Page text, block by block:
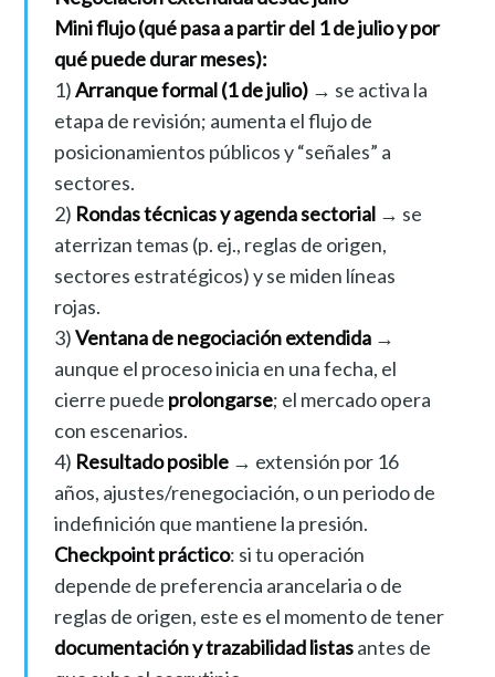
Mini flujo (qué pasa a partir del 1 de julio y por
qué puede durar meses):
1)Arranque formal (1 de julio)→ se activa la
etapa de revisión; aumenta el flujo de
posicionamientos públicos y “señales” a
sectores.
2) Rondas técnicas y agenda sectorial→ se
aterrizan temas (p. ej., reglas de origen,
sectores estratégicos) y se miden líneas
rojas.
3)Ventana de negociación extendida→
aunque el proceso inicia en una fecha, el
cierre puede prolongarse; el mercado opera
con escenarios.
4) Resultado posible→ extensión por 16
años, ajustes/renegociación, o un periodo de
indefinición que mantiene la presión.
Checkpoint práctico: si tu operación
depende de preferencia arancelaria o de
reglas de origen, este es el momento de tener
documentación y trazabilidad listasantes de